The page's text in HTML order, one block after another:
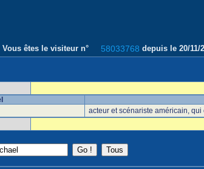
Vous êtes le visiteur n° 58033768 depuis le 20/11/
acteur et scénariste américain,